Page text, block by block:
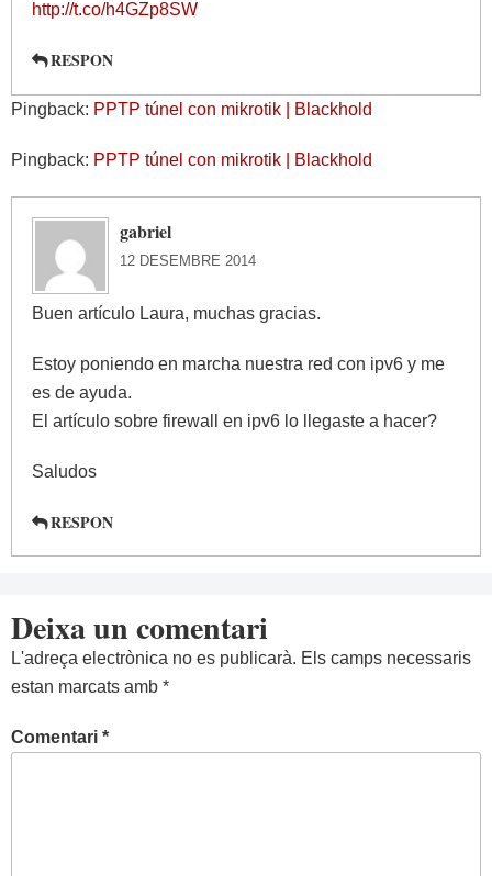
http://t.co/h4GZp8SW
RESPON
Pingback: PPTP túnel con mikrotik | Blackhold
Pingback: PPTP túnel con mikrotik | Blackhold
gabriel
12 DESEMBRE 2014
Buen artículo Laura, muchas gracias.
Estoy poniendo en marcha nuestra red con ipv6 y me
es de ayuda.
El artículo sobre firewall en ipv6 lo llegaste a hacer?
Saludos
RESPON
Deixa un comentari
L'adreça electrònica no es publicarà. Els camps necessaris
estan marcats amb *
Comentari *